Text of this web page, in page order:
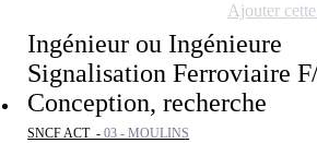
Ingénieur ou Ingénieure
Signalisation Ferroviaire
Conception, recherche
SNCF ACT - 03 - MOULINS
Ajouter